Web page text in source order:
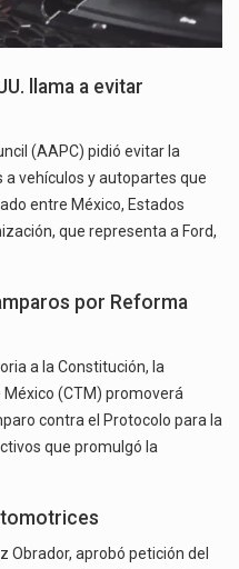
llama a evitar
(AAPC) pidió evitar la
vehículos y autopartes que
entre México, Estados
que representa a Ford,
por Reforma
a la Constitución, la
(CTM) promoverá
contra el Protocolo para la
que promulgó la
Obrador, aprobó petición del